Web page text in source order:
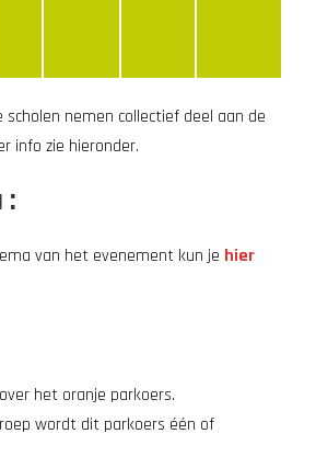
scholen nemen collectief deel aan de
info zie hieronder.
:
van het evenement kun je hier
het oranje parkoers.
wordt dit parkoers één of